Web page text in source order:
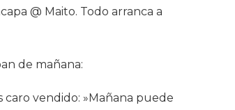
@ Maito. Todo arranca a
de mañana:
vendido: »Mañana puede